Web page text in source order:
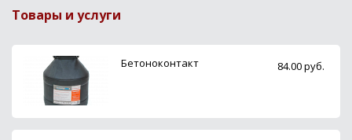
Товары и услуги
Бетоноконтакт 84.00 руб.